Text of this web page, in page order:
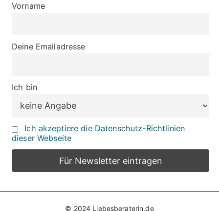
Vorname
Deine Emailadresse
Ich bin
Ich akzeptiere die Datenschutz-Richtlinien
dieser Webseite
© 2024 Liebesberaterin.de